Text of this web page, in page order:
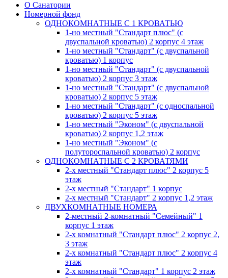
О Санатории
Номерной фонд
ОДНОКОМНАТНЫЕ С 1 КРОВАТЬЮ
1-но местный "Стандарт плюс" (с
двуспальной кроватью) 2 корпус 4 этаж
1-но местный "Стандарт" (с двуспальной
кроватью) 1 корпус
1-но местный "Стандарт" (с двуспальной
кроватью) 2 корпус 3 этаж
1-но местный "Стандарт" (с двуспальной
кроватью) 2 корпус 5 этаж
1-но местный "Стандарт" (с односпальной
кроватью) 2 корпус 5 этаж
1-но местный "Эконом" (с двуспальной
кроватью) 2 корпус 1,2 этаж
1-но местный "Эконом" (с
полутороспальной кроватью) 2 корпус
ОДНОКОМНАТНЫЕ С 2 КРОВАТЯМИ
2-х местный "Стандарт плюс" 2 корпус 5
этаж
2-х местный "Стандарт" 1 корпус
2-х местный "Стандарт" 2 корпус 1,2 этаж
ДВУХКОМНАТНЫЕ НОМЕРА
2-местный 2-комнатный "Семейный" 1
корпус 1 этаж
2-х комнатный "Стандарт плюс" 2 корпус 2,
3 этаж
2-х комнатный "Стандарт плюс" 2 корпус 4
этаж
2-х комнатный "Стандарт" 1 корпус 2 этаж